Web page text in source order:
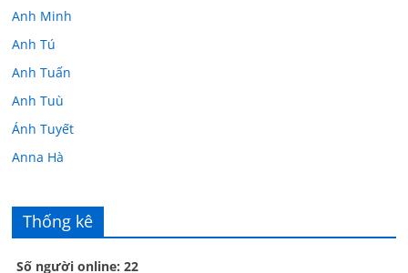
Anh Minh
Anh Tú
Anh Tuấn
Anh Tuù
Ánh Tuyết
Anna Hà
Âu Tú Vân
Bác sĩ Hoa
Bác sĩ Stephen Mak
Thống kê
Số người online: 22